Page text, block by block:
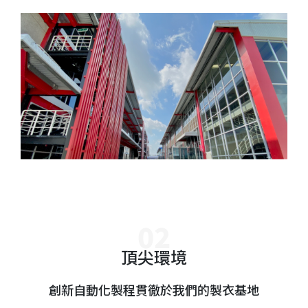
頂尖環境
創新自動化製程貫徹於我們的製衣基地